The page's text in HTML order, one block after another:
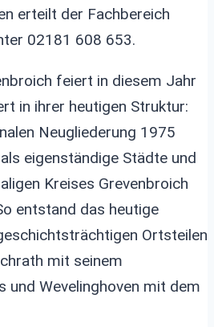
erteilt der Fachbereich
02181 608 653.
feiert in diesem Jahr
in ihrer heutigen Struktur:
Neugliederung 1975
eigenständige Städte und
Kreises Grevenbroich
entstand das heutige
Ortsteilen
mit seinem
und Wevelinghoven mit dem